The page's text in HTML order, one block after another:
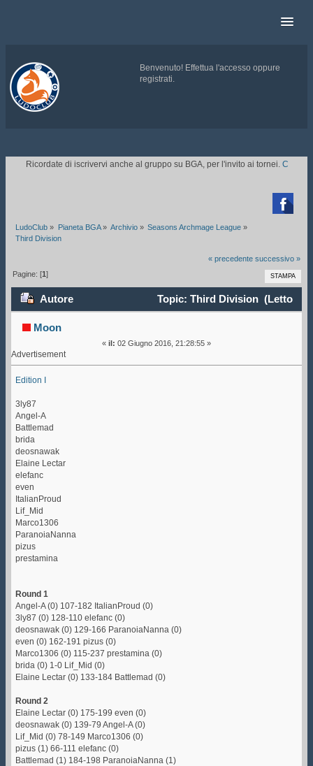
Benvenuto! Effettua l'accesso oppure
registrati.
.
Ricordate di iscrivervi anche al gruppo su BGA, per l'invito ai tornei.CLICCATE

LudoClub » Pianeta BGA» Archivio» Seasons Archmage League »
Third Division
« precedente successivo »
STAMPA
Pagine: [1]
Autore
Topic: Third Division (Letto
46754 volte)
Moon
« il: 02 Giugno 2016, 21:28:55 »
Advertisement
Edition I
3ly87
Angel-A
Battlemad
brida
deosnawak
Elaine Lectar
elefanc
even
ItalianProud
Lif_Mid
Marco1306
ParanoiaNanna
pizus
prestamina
Round 1
Angel-A (0) 107-182 ItalianProud (0)
3ly87 (0) 128-110 elefanc (0)
deosnawak (0) 129-166 ParanoiaNanna (0)
even (0) 162-191 pizus (0)
Marco1306 (0) 115-237 prestamina (0)
brida (0) 1-0 Lif_Mid (0)
Elaine Lectar (0) 133-184 Battlemad (0)
Round 2
Elaine Lectar (0) 175-199 even (0)
deosnawak (0) 139-79 Angel-A (0)
Lif_Mid (0) 78-149 Marco1306 (0)
pizus (1) 66-111 elefanc (0)
Battlemad (1) 184-198 ParanoiaNanna (1)